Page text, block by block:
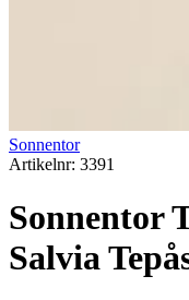
Sonnentor
Artikelnr: 3391
Sonnentor
Salvia